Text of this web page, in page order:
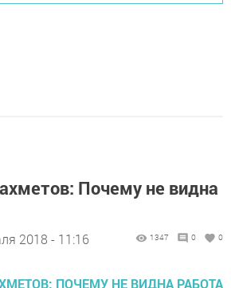
Почему не видна
2018 - 11:16 1347 0 0